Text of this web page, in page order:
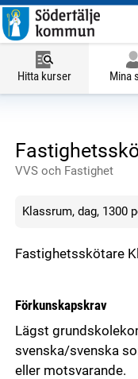
Hitta kurser Mina
VVS och Fastighet
Klassrum, dag, 1300
Fastighetsskötare
Förkunskapskrav
Lägst
svenska/svenska
eller motsvarande.